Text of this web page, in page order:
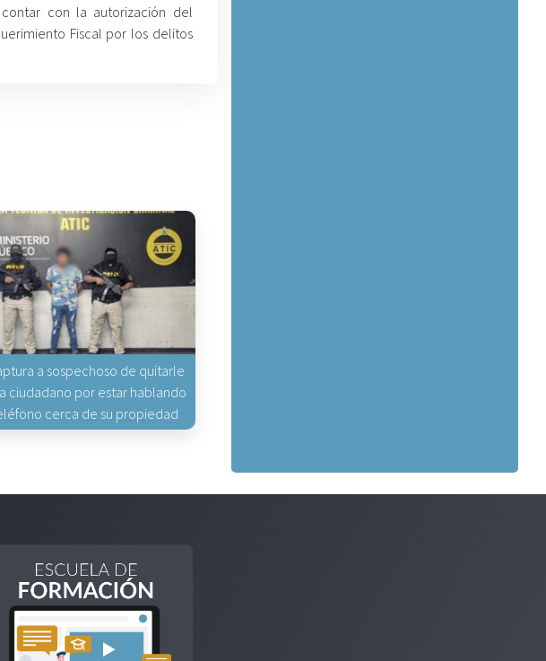
con la autorización del
Fiscal por los delitos
a sospechoso de quitarle
ciudadano por estar hablando
cerca de su propiedad